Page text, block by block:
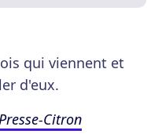
qui viennent et
d'eux.
Presse-Citron